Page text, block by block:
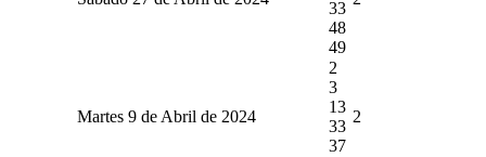
33
48
49
Martes 9 de Abril de 2024
2
3
13
33
37
2